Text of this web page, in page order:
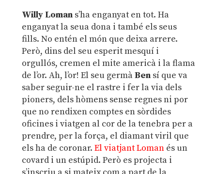
Willy Lomans’ha enganyat en tot. Ha
enganyat la seua dona i també els seus
fills. No entén el món que deixa arrere.
Però, dins del seu esperit mesquí i
orgullós, cremen el mite americà i la flama
de l’or. Ah, l’or! El seu germàBensí que va
saber seguir-ne el rastre i fer la via dels
pioners, dels hòmens sense regnes ni por
que no rendixen comptes en sòrdides
oficines i viatgen al cor de la tenebra per a
prendre, per la força, el diamant viril que
els ha de coronar. El viatjant Lomanés un
covard i un estúpid. Però es projecta i